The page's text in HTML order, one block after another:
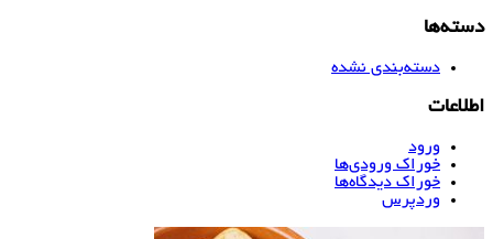
دسته‌ها
دسته‌بندی نشده
اطلاعات
ورود
خوراک ورودی‌ها
خوراک دیدگاه‌ها
وردپرس